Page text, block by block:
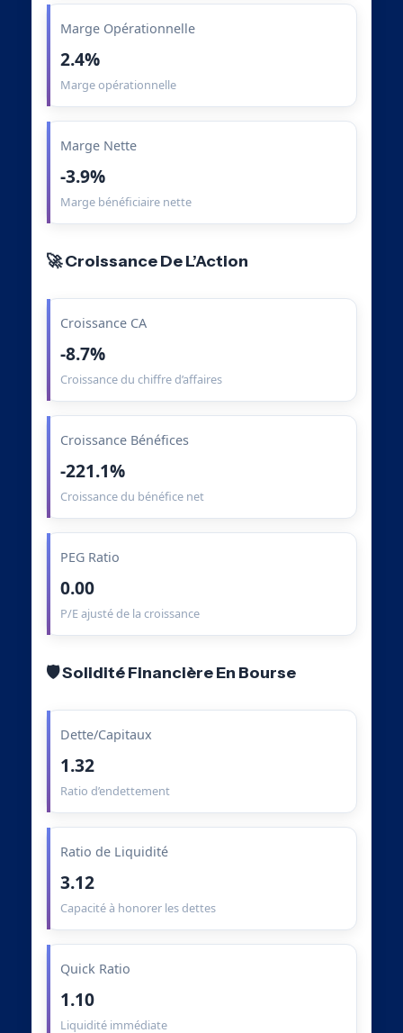
Marge Opérationnelle
2.4%
Marge opérationnelle
Marge Nette
-3.9%
Marge bénéficiaire nette
🚀 Croissance De L’Action
Croissance CA
-8.7%
Croissance du chiffre d’affaires
Croissance Bénéfices
-221.1%
Croissance du bénéfice net
PEG Ratio
0.00
P/E ajusté de la croissance
🛡️ Solidité Financière En Bourse
Dette/Capitaux
1.32
Ratio d’endettement
Ratio de Liquidité
3.12
Capacité à honorer les dettes
Quick Ratio
1.10
Liquidité immédiate